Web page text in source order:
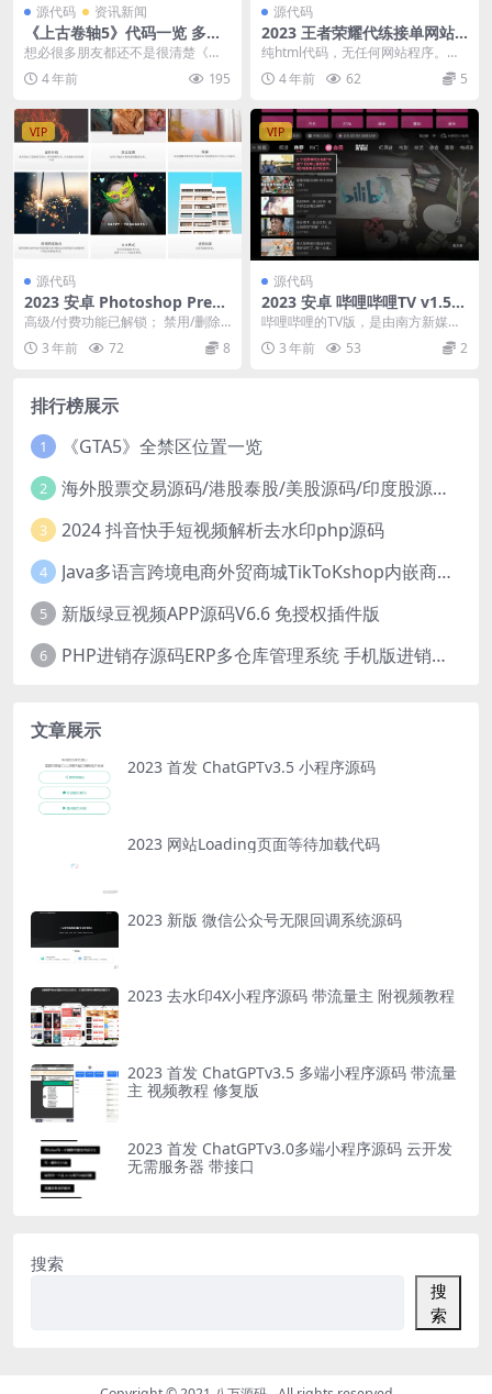
源代码 资讯新闻
《上古卷轴5》代码一览 多条
代码怎么输入
想必很多朋友都还不是很清楚《上
古卷轴5》多条代码怎么输入，所以
小编今天给大家带来...
4 年前 195
源代码
2023 王者荣耀代练接单网站
源码 自适应手机
纯html代码，无任何网站程序。其
实作为代练网只要简单的几个页面
简绍就足够了，不...
4 年前 62 5
VIP
源代码
2023 安卓 Photoshop Prem
ium v8.10.24 解锁高级版
高级/付费功能已解锁； 禁用/删除
不需要的权限 + 接收者 + 提供者 +
服务...3 年前 72 8
VIP
源代码
2023 安卓 哔哩哔哩TV v1.5.
7.0 官方纯净版
哔哩哔哩的TV版，是由南方新媒体
与哔哩哔哩(B站)合作推出互联网电
视APP产品，...
3 年前 53 2
排行榜展示
1 《GTA5》全禁区位置一览
2 海外股票交易源码/港股泰股/美股源码/印度股源码/马拉西亚股票源码/国际股票配资
3 2024 抖音快手短视频解析去水印php源码
4 Java多语言跨境电商外贸商城TikToKshop内嵌商城I商家入驻I一键铺
5 新版绿豆视频APP源码V6.6 免授权插件版
6 PHP进销存源码ERP多仓库管理系统 手机版进销存 php网络版进销存小程序
文章展示
2023 首发 ChatGPTv3.5 小程序源码
2023 网站Loading页面等待加载代码
2023 新版 微信公众号无限回调系统源码
2023 去水印4X小程序源码 带流量主 附视频教程
2023 首发 ChatGPTv3.5 多端小程序源码 带流量
主 视频教程 修复版
2023 首发 ChatGPTv3.0多端小程序源码 云开发
无需服务器 带接口
搜索
搜
索